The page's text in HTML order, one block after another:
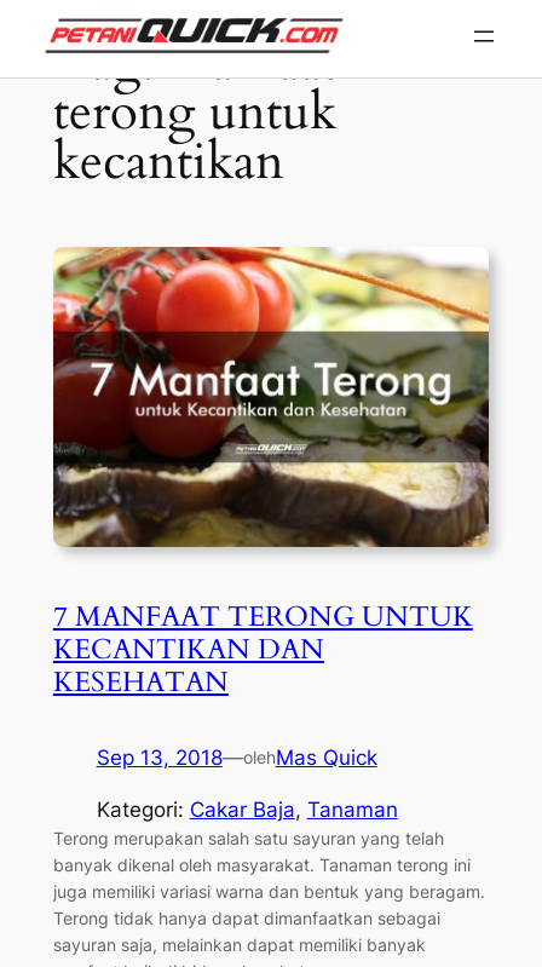
contentTag:manfaat
terong untuk
kecantikan
7 MANFAAT TERONG UNTUK
KECANTIKAN DAN
KESEHATAN
Sep 13, 2018—olehMas Quick
Kategori: Cakar Baja, Tanaman
Terong merupakan salah satu sayuran yang telah
banyak dikenal oleh masyarakat. Tanaman terong ini
juga memiliki variasi warna dan bentuk yang beragam.
Terong tidak hanya dapat dimanfaatkan sebagai
sayuran saja, melainkan dapat memiliki banyak